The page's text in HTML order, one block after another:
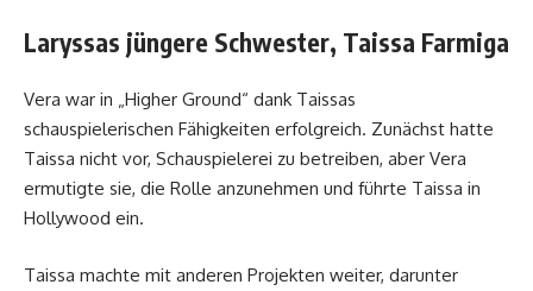
Laryssas jüngere Schwester, Taissa Farmiga
Vera war in „Higher Ground“ dank Taissas
schauspielerischen Fähigkeiten erfolgreich. Zunächst hatte
Taissa nicht vor, Schauspielerei zu betreiben, aber Vera
ermutigte sie, die Rolle anzunehmen und führte Taissa in
Hollywood ein.
Taissa machte mit anderen Projekten weiter, darunter